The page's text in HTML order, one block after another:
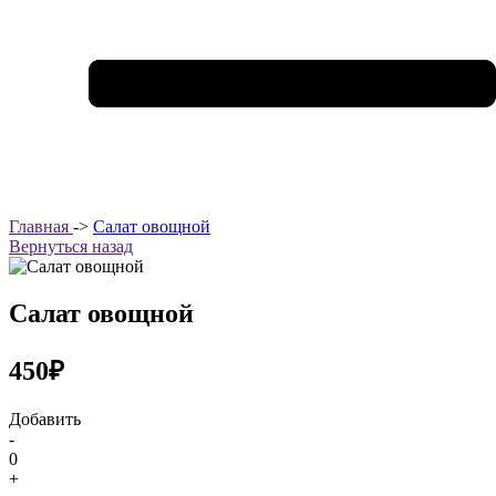
Главная -> Салат овощной
Вернуться назад
Салат овощной
450₽
Добавить
-
0
+